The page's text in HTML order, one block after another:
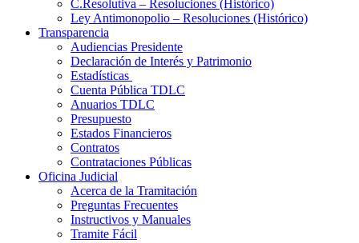
C.Resolutiva – Resoluciones (Histórico)
Ley Antimonopolio – Resoluciones (Histórico)
Transparencia
Audiencias Presidente
Declaración de Interés y Patrimonio
Estadísticas
Cuenta Pública TDLC
Anuarios TDLC
Presupuesto
Estados Financieros
Contratos
Contrataciones Públicas
Oficina Judicial
Acerca de la Tramitación
Preguntas Frecuentes
Instructivos y Manuales
Tramite Fácil